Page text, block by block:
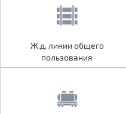
Ж.д. линии общего
пользования
Ж.д. линии общего
пользования